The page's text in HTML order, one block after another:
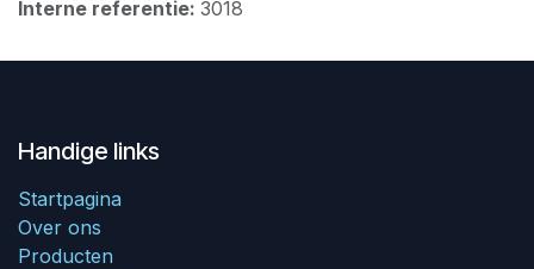
Interne referentie: 3018
Handige links
Startpagina
Over ons
Producten